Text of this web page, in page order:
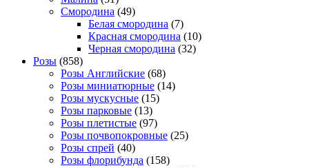
Смородина (49)
Белая смородина (7)
Красная смородина (10)
Черная смородина (32)
Розы (858)
Розы Английские (68)
Розы миниатюрные (14)
Розы мускусные (15)
Розы парковые (13)
Розы плетистые (97)
Розы почвопокровные (25)
Розы спрей (40)
Розы флорибунда (158)